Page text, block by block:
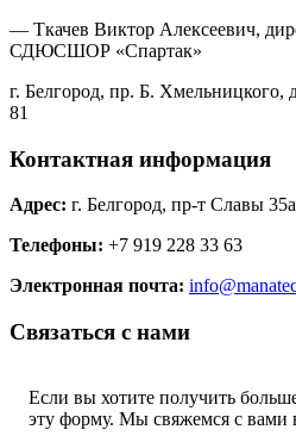
— Ткачев Виктор Алексеевич,
СДЮСШОР «Спартак»
г. Белгород, пр. Б. Хмельницкого,
81
Контактная информация
Адрес: г. Белгород, пр-т Славы
Телефоны: +7 919 228 33 63
Электронная почта:
Связаться с нами
Если вы хотите получить
эту форму. Мы свяжемся с вами